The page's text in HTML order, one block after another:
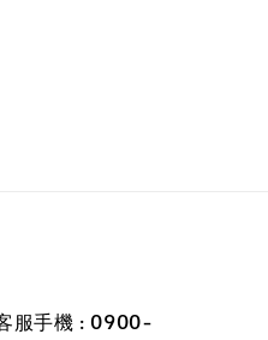
服手機 : 0900-